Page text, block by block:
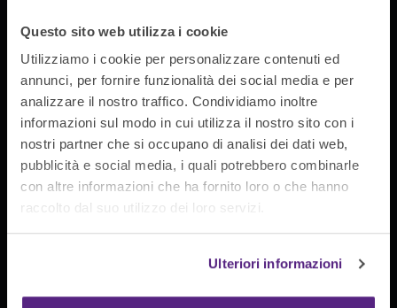
Questo sito web utilizza i cookie
Utilizziamo i cookie per personalizzare contenuti ed
annunci, per fornire funzionalità dei social media e per
analizzare il nostro traffico. Condividiamo inoltre
informazioni sul modo in cui utilizza il nostro sito con i
nostri partner che si occupano di analisi dei dati web,
pubblicità e social media, i quali potrebbero combinarle
con altre informazioni che ha fornito loro o che hanno
raccolto dal suo utilizzo dei loro servizi.
Ulteriori informazioni
Distributori
automatici DPI
dei dispositivi di sicurezza ed eliminare gli sprechi.